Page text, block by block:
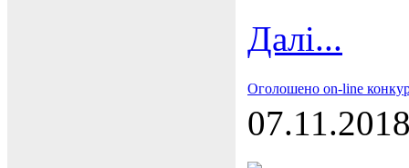
Далі...
Оголошено on-line